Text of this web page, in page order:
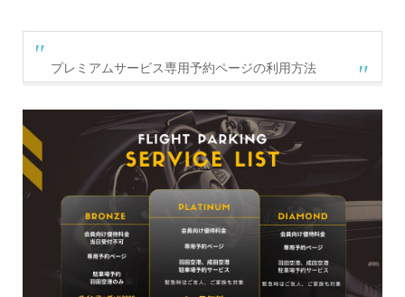
プレミアムサービス専用予約ページの利用方法